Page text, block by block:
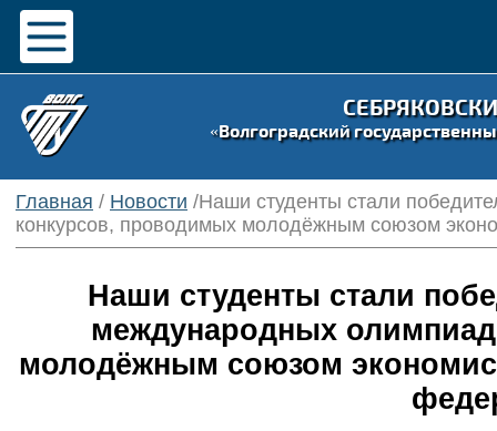
«Волгоградский
Главная / Новости /Наши студенты стали
конкурсов, проводимых молодёжным союзом
Наши студенты стали
международных
молодёжным союзом